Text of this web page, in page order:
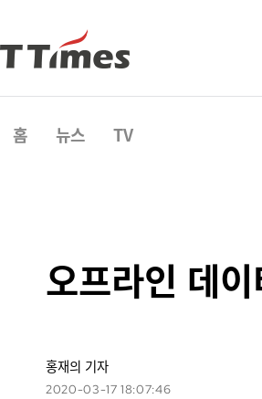
홈 뉴스 TV
오프라인 데
홍재의 기자
2020-03-17 18:07:46